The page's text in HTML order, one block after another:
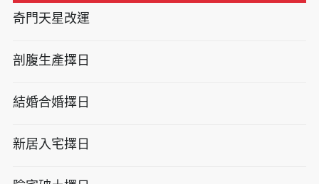
奇門天星改運
剖腹生產擇日
結婚合婚擇日
新居入宅擇日